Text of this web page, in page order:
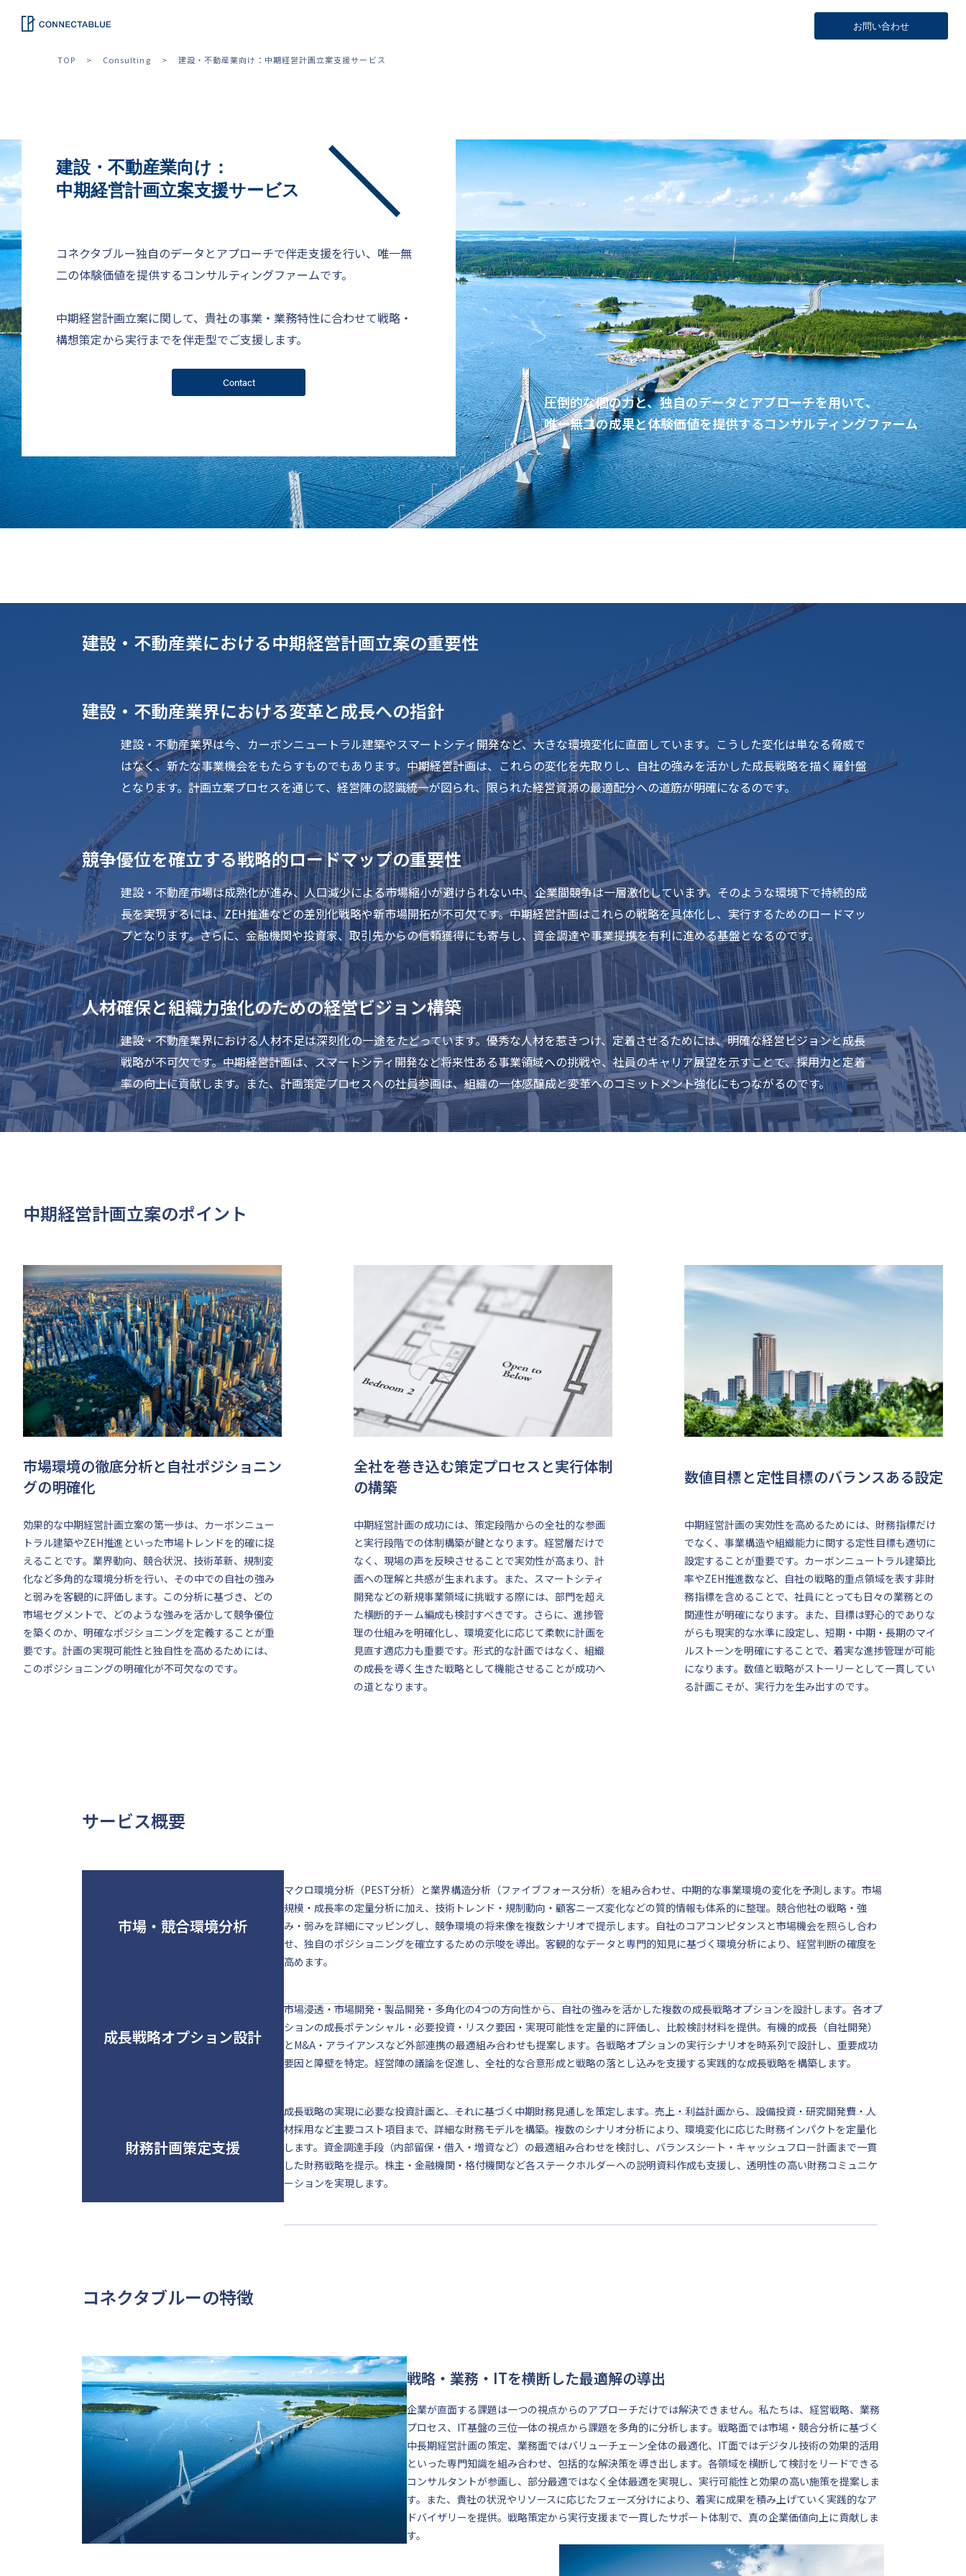
お問い合わせ
TOP Consulting 建設・不動産業向け：中期経営計画立案支援サービス
建設・不動産業向け：
中期経営計画立案支援サービス
コネクタブルー独自のデータとアプローチで伴走支援を行い、唯一無
二の体験価値を提供するコンサルティングファームです。
中期経営計画立案に関して、貴社の事業・業務特性に合わせて戦略・
構想策定から実行までを伴走型でご支援します。
Contact
圧倒的な個の力と、独自のデータとアプローチを用いて、
唯一無二の成果と体験価値を提供するコンサルティングファーム
建設・不動産業における中期経営計画立案の重要性
建設・不動産業界における変革と成長への指針
建設・不動産業界は今、カーボンニュートラル建築やスマートシティ開発など、大きな環境変化に直面しています。こうした変化は単なる脅威で
はなく、新たな事業機会をもたらすものでもあります。中期経営計画は、これらの変化を先取りし、自社の強みを活かした成長戦略を描く羅針盤
となります。計画立案プロセスを通じて、経営陣の認識統一が図られ、限られた経営資源の最適配分への道筋が明確になるのです。
競争優位を確立する戦略的ロードマップの重要性
建設・不動産市場は成熟化が進み、人口減少による市場縮小が避けられない中、企業間競争は一層激化しています。そのような環境下で持続的成
長を実現するには、ZEH推進などの差別化戦略や新市場開拓が不可欠です。中期経営計画はこれらの戦略を具体化し、実行するためのロードマッ
プとなります。さらに、金融機関や投資家、取引先からの信頼獲得にも寄与し、資金調達や事業提携を有利に進める基盤となるのです。
人材確保と組織力強化のための経営ビジョン構築
建設・不動産業界における人材不足は深刻化の一途をたどっています。優秀な人材を惹きつけ、定着させるためには、明確な経営ビジョンと成長
戦略が不可欠です。中期経営計画は、スマートシティ開発など将来性ある事業領域への挑戦や、社員のキャリア展望を示すことで、採用力と定着
率の向上に貢献します。また、計画策定プロセスへの社員参画は、組織の一体感醸成と変革へのコミットメント強化にもつながるのです。
中期経営計画立案のポイント
市場環境の徹底分析と自社ポジショニン
グの明確化
効果的な中期経営計画立案の第一歩は、カーボンニュー
トラル建築やZEH推進といった市場トレンドを的確に捉
えることです。業界動向、競合状況、技術革新、規制変
化など多角的な環境分析を行い、その中での自社の強み
と弱みを客観的に評価します。この分析に基づき、どの
市場セグメントで、どのような強みを活かして競争優位
を築くのか、明確なポジショニングを定義することが重
要です。計画の実現可能性と独自性を高めるためには、
このポジショニングの明確化が不可欠なのです。
全社を巻き込む策定プロセスと実行体制
の構築
中期経営計画の成功には、策定段階からの全社的な参画
と実行段階での体制構築が鍵となります。経営層だけで
なく、現場の声を反映させることで実効性が高まり、計
画への理解と共感が生まれます。また、スマートシティ
開発などの新規事業領域に挑戦する際には、部門を超え
た横断的チーム編成も検討すべきです。さらに、進捗管
理の仕組みを明確化し、環境変化に応じて柔軟に計画を
見直す適応力も重要です。形式的な計画ではなく、組織
の成長を導く生きた戦略として機能させることが成功へ
の道となります。
数値目標と定性目標のバランスある設定
中期経営計画の実効性を高めるためには、財務指標だけ
でなく、事業構造や組織能力に関する定性目標も適切に
設定することが重要です。カーボンニュートラル建築比
率やZEH推進数など、自社の戦略的重点領域を表す非財
務指標を含めることで、社員にとっても日々の業務との
関連性が明確になります。また、目標は野心的でありな
がらも現実的な水準に設定し、短期・中期・長期のマイ
ルストーンを明確にすることで、着実な進捗管理が可能
になります。数値と戦略がストーリーとして一貫してい
る計画こそが、実行力を生み出すのです。
サービス概要
市場・競合環境分析
マクロ環境分析（PEST分析）と業界構造分析（ファイブフォース分析）を組み合わせ、中期的な事業環境の変化を予測します。市場
規模・成長率の定量分析に加え、技術トレンド・規制動向・顧客ニーズ変化などの質的情報も体系的に整理。競合他社の戦略・強
み・弱みを詳細にマッピングし、競争環境の将来像を複数シナリオで提示します。自社のコアコンピタンスと市場機会を照らし合わ
せ、独自のポジショニングを確立するための示唆を導出。客観的なデータと専門的知見に基づく環境分析により、経営判断の確度を
高めます。
成長戦略オプション設計
市場浸透・市場開発・製品開発・多角化の4つの方向性から、自社の強みを活かした複数の成長戦略オプションを設計します。各オプ
ションの成長ポテンシャル・必要投資・リスク要因・実現可能性を定量的に評価し、比較検討材料を提供。有機的成長（自社開発）
とM&A・アライアンスなど外部連携の最適組み合わせも提案します。各戦略オプションの実行シナリオを時系列で設計し、重要成功
要因と障壁を特定。経営陣の議論を促進し、全社的な合意形成と戦略の落とし込みを支援する実践的な成長戦略を構築します。
財務計画策定支援
成長戦略の実現に必要な投資計画と、それに基づく中期財務見通しを策定します。売上・利益計画から、設備投資・研究開発費・人
材採用など主要コスト項目まで、詳細な財務モデルを構築。複数のシナリオ分析により、環境変化に応じた財務インパクトを定量化
します。資金調達手段（内部留保・借入・増資など）の最適組み合わせを検討し、バランスシート・キャッシュフロー計画まで一貫
した財務戦略を提示。株主・金融機関・格付機関など各ステークホルダーへの説明資料作成も支援し、透明性の高い財務コミュニケ
ーションを実現します。
コネクタブルーの特徴
戦略・業務・ITを横断した最適解の導出
企業が直面する課題は一つの視点からのアプローチだけでは解決できません。私たちは、経営戦略、業務
プロセス、IT基盤の三位一体の視点から課題を多角的に分析します。戦略面では市場・競合分析に基づく
中長期経営計画の策定、業務面ではバリューチェーン全体の最適化、IT面ではデジタル技術の効果的活用
といった専門知識を組み合わせ、包括的な解決策を導き出します。各領域を横断して検討をリードできる
コンサルタントが参画し、部分最適ではなく全体最適を実現し、実行可能性と効果の高い施策を提案しま
す。また、貴社の状況やリソースに応じたフェーズ分けにより、着実に成果を積み上げていく実践的なア
ドバイザリーを提供。戦略策定から実行支援まで一貫したサポート体制で、真の企業価値向上に貢献しま
す。